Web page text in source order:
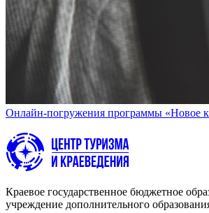
Онлайн-погружения программы «Новое
Краевое государственное бюджетное
учреждение дополнительного